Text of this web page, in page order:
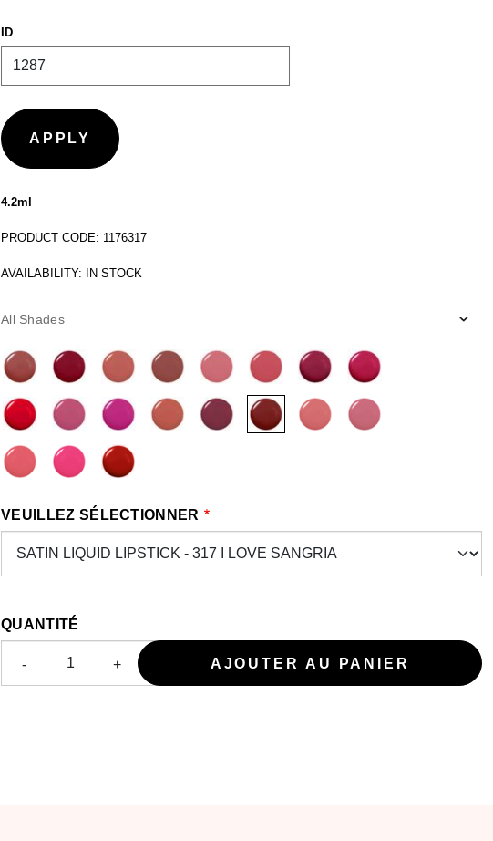
ID
4.2ml
PRODUCT CODE: 1176317
AVAILABILITY: IN STOCK
All Shades
VEUILLEZ SÉLECTIONNER
QUANTITÉ
+
-